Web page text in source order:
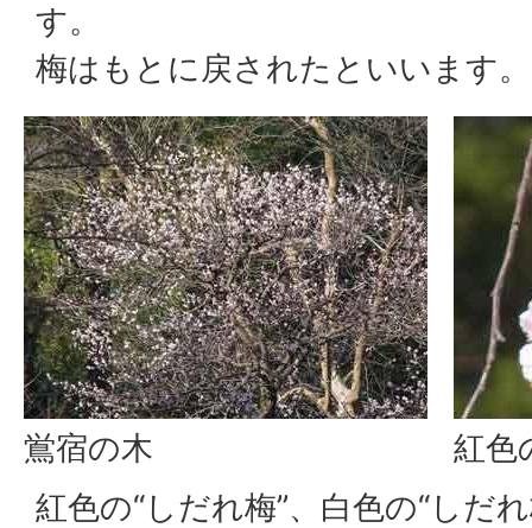
す。
梅はもとに戻されたといいます。
鴬宿の木
紅色
紅色の“しだれ梅”、白色の“しだ